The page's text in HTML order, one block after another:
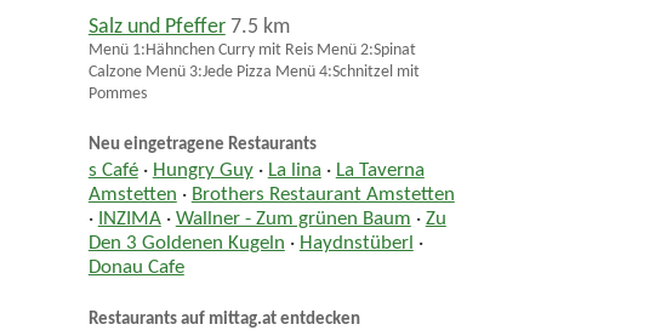
Salz und Pfeffer 7.5 km
Menü 1:Hähnchen Curry mit Reis Menü 2:Spinat
Calzone Menü 3:Jede Pizza Menü 4:Schnitzel mit
Pommes
Neu eingetragene Restaurants
s Café· Hungry Guy· La lina · La Taverna
Amstetten · Brothers Restaurant Amstetten
·
INZIMA· Wallner - Zum grünen Baum · Zu
Den 3 Goldenen Kugeln · Haydnstüberl ·
Donau Cafe
Restaurants auf mittag.at entdecken